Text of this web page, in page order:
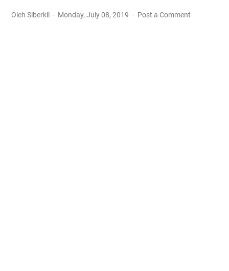
Oleh Siberkil Monday, July 08, 2019 Post a Comment